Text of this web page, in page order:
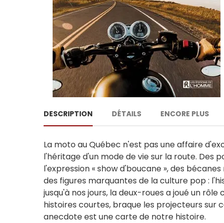
DESCRIPTION DÉTAILS ENCORE PLUS
La moto au Québec n'est pas une affaire
l'héritage d'un mode de vie sur la route. Des
l'expression « show d'boucane », des
des figures marquantes de la culture pop :
jusqu'à nos jours, la deux-roues a joué un
histoires courtes, braque les projecteurs sur
anecdote est une carte de notre histoire.